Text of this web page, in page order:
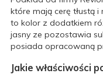
które mają cerę tłustą
to kolor z dodatkiem
jasny ze pozostawia
posiada opracowaną
Jakie właściwości